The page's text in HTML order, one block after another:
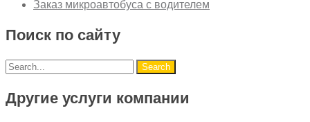
Заказ микроавтобуса с водителем
Поиск по сайту
Другие услуги компании